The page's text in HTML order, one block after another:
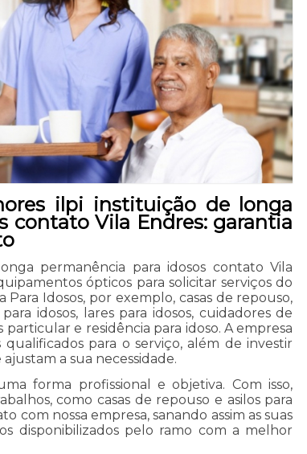
ilpi instituição de longa
contato Vila Endres: garantia
permanência para idosos contato Vila
ópticos para solicitar serviços do
Para Idosos, por exemplo, casas de repouso,
idosos, lares para idosos, cuidadores de
particular e residência para idoso. A empresa
para o serviço, além de investir
a sua necessidade.
forma profissional e objetiva. Com isso,
como casas de repouso e asilos para
com nossa empresa, sanando assim as suas
disponibilizados pelo ramo com a melhor